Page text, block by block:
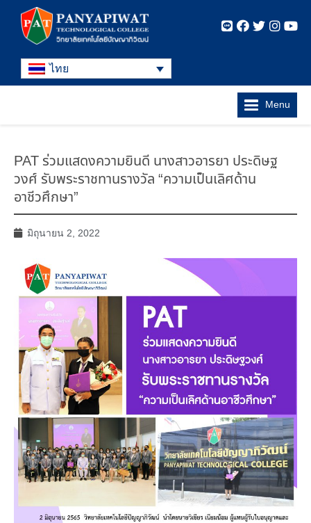
ไทย
Menu
PAT ร่วมแสดงความยินดี นางสาวอารยา ประดิษฐ
วงศ์ รับพระราชทานรางวัล “ความเป็นเลิศด้าน
อาชีวศึกษา”
มิถุนายน 2, 2022